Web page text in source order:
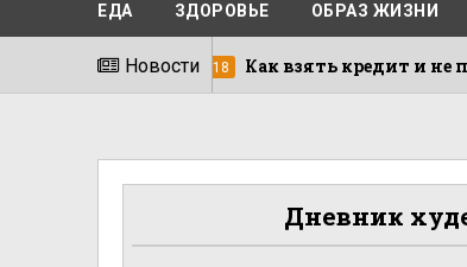
ЕДА ЗДОРОВЬЕ ОБРАЗ ЖИЗНИ
Новости
13.06.2018 Как взять кредит и не
Дневник